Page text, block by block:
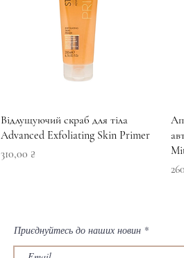
Швидкий перегляд
Відлущуючий скраб для тіла
Advanced Exfoliating Skin Primer
Ціна
310,00 ₴
Приєднуйтесь до наших новин